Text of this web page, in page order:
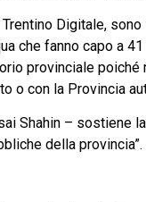
Digitale, sono
che fanno capo a
provinciale poiché
o con la Provincia
Shahin – sostiene
della provincia”.